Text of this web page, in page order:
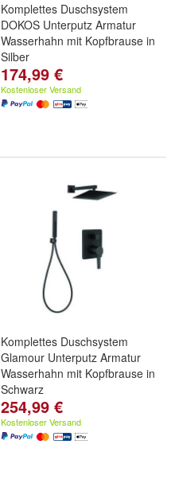
Komplettes Duschsystem
DOKOS Unterputz Armatur
Wasserhahn mit Kopfbrause in
Silber
174,99 €
Kostenloser Versand
Komplettes Duschsystem
Glamour Unterputz Armatur
Wasserhahn mit Kopfbrause in
Schwarz
254,99 €
Kostenloser Versand